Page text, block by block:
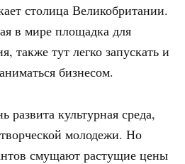
столица Великобритании.
в мире площадка для
также тут легко запускать и
бизнесом.
культурная среда,
молодежи. Но
смущают растущие цены